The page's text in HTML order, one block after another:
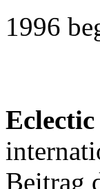
1996
Beitrag